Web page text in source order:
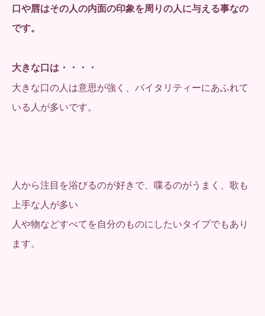
口や唇はその人の内面の印象を周りの人に与える事なの
です。
大きな口は・・・・
大きな口の人は意思が強く、バイタリティーにあふれて
いる人が多いです。
人から注目を浴びるのが好きで、喋るのがうまく、歌も
上手な人が多い
人や物などすべてを自分のものにしたいタイプでもあり
ます。